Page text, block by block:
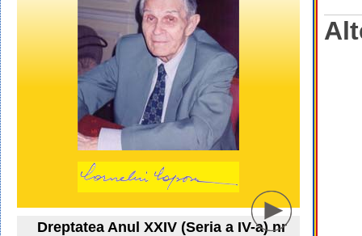
Dreptatea Anul XXIV (Seria a IV-a) nr